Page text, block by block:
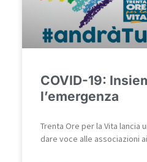
COVID-19:
l’emergenza
Trenta Ore per la Vita lancia
dare voce alle associazioni